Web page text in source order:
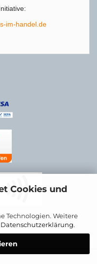
Cookies und
Technologien. Weitere
Datenschutzerklärung.
im-handel.de